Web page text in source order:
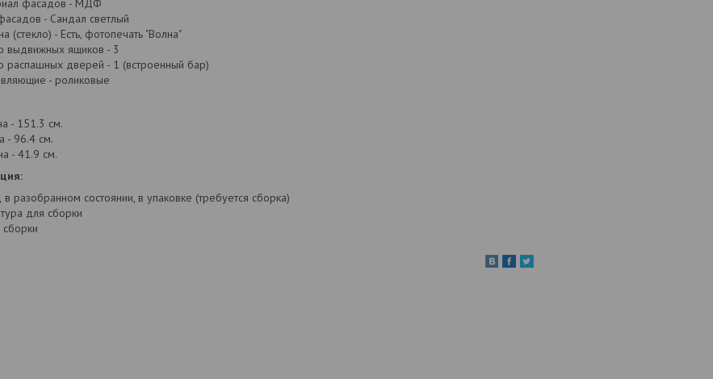
фасадов - МДФ
- Сандал светлый
(стекло) - Есть, фотопечать "Волна"
выдвижных ящиков - 3
распашных дверей - 1 (встроенный бар)
- роликовые
- 151.3 см.
- 96.4 см.
- 41.9 см.
разобранном состоянии, в упаковке (требуется сборка)
для сборки